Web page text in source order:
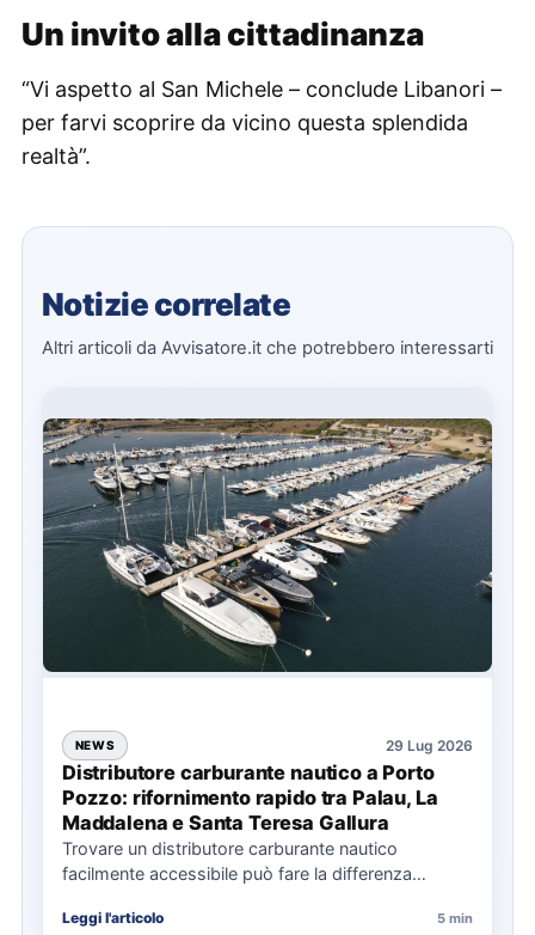
Un invito alla cittadinanza
“Vi aspetto al San Michele – conclude Libanori –
per farvi scoprire da vicino questa splendida
realtà”.
Notizie correlate
Altri articoli da Avvisatore.it che potrebbero interessarti
NEWS 29 Lug 2026
Distributore carburante nautico a Porto
Pozzo: rifornimento rapido tra Palau, La
Maddalena e Santa Teresa Gallura
Trovare un distributore carburante nautico
facilmente accessibile può fare la differenza
soprattutto…
Leggi l'articolo 5 min